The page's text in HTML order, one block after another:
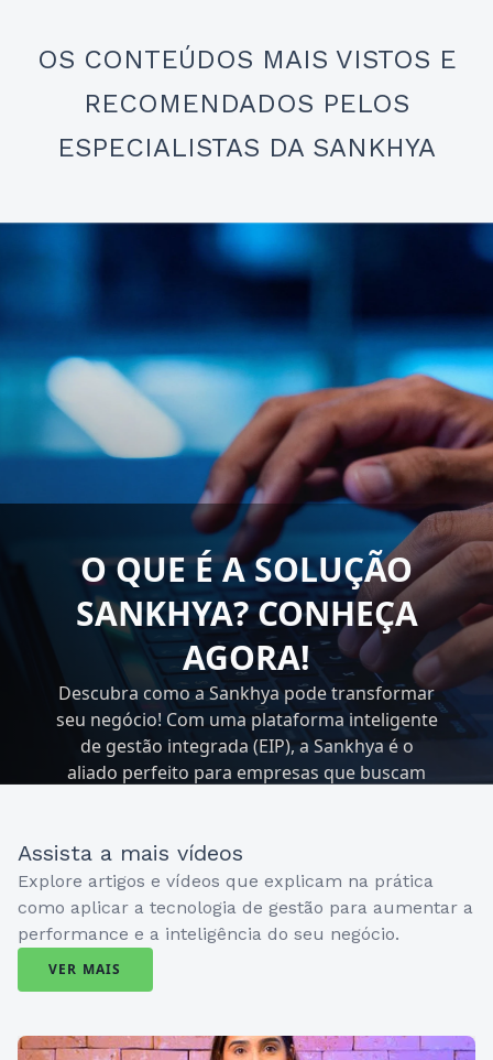
OS CONTEÚDOS MAIS VISTOS E
RECOMENDADOS PELOS
ESPECIALISTAS DA SANKHYA
O QUE É A SOLUÇÃO
SANKHYA? CONHEÇA
AGORA!
Descubra como a Sankhya pode transformar
seu negócio! Com uma plataforma inteligente
de gestão integrada (EIP), a Sankhya é o
aliado perfeito para empresas que buscam
Assista a mais vídeos
Explore artigos e vídeos que explicam na prática
como aplicar a tecnologia de gestão para aumentar a
performance e a inteligência do seu negócio.
VER MAIS